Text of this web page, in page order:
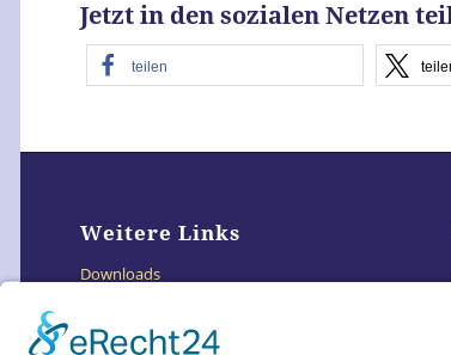
Jetzt in den sozialen Netzen
teilen
Weitere Links
Downloads